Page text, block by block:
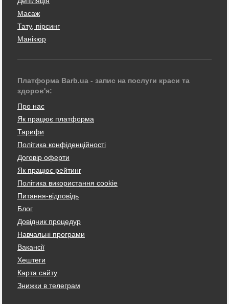
Масаж
Тату, пірсинг
Манікюр
Платформа Barb.ua - запис на послуги краси та
здоров'я:
Про нас
Як працює платформа
Тарифи
Політика конфіденційності
Договір оферти
Як працює рейтинг
Політика використання cookie
Питання-відповідь
Блог
Довідник процедур
Навчальні програми
Вакансії
Хештеги
Карта сайту
Знижки в телеграм